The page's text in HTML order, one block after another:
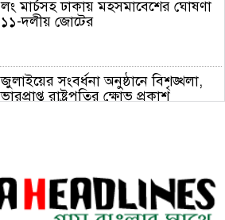
লং মার্চসহ ঢাকায় মহসমাবেশের ঘোষণা
১১-দলীয় জোটের
জুলাইয়ের সংবর্ধনা অনুষ্ঠানে বিশৃঙ্খলা,
ভারপ্রাপ্ত রাষ্ট্রপতির ক্ষোভ প্রকাশ
ছাত্রদল-শিবির সংঘর্ষ, আহত, উত্তেজনা